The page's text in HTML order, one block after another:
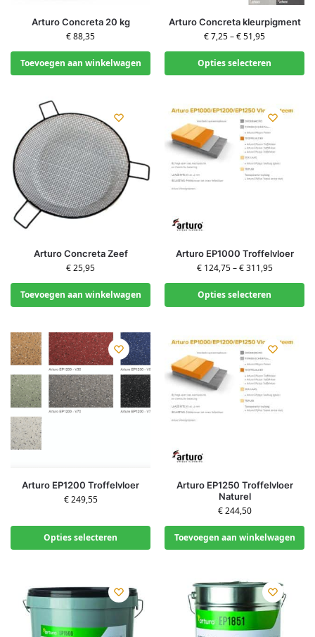
Arturo Concreta 20 kg
€88,35
Toevoegen aan winkelwagen
Arturo Concreta kleurpigment
€7,25–€51,95
Opties selecteren
Arturo Concreta Zeef
€25,95
Toevoegen aan winkelwagen
Arturo EP1000 Troffelvloer
€124,75–€311,95
Opties selecteren
Arturo EP1200 Troffelvloer
€249,55
Opties selecteren
Arturo EP1250 Troffelvloer
Naturel
€244,50
Toevoegen aan winkelwagen